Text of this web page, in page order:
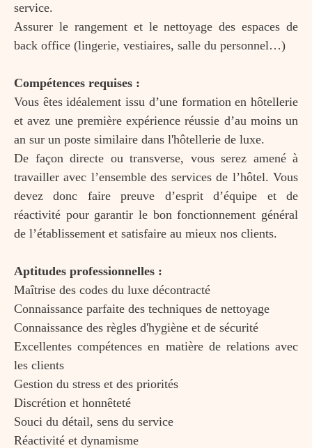
service.
Assurer le rangement et le nettoyage des espaces de
back office (lingerie, vestiaires, salle du personnel…)
Compétences requises :
Vous êtes idéalement issu d’une formation en hôtellerie
et avez une première expérience réussie d’au moins un
an sur un poste similaire dans l'hôtellerie de luxe.
De façon directe ou transverse, vous serez amené à
travailler avec l’ensemble des services de l’hôtel. Vous
devez donc faire preuve d’esprit d’équipe et de
réactivité pour garantir le bon fonctionnement général
de l’établissement et satisfaire au mieux nos clients.
Aptitudes professionnelles :
Maîtrise des codes du luxe décontracté
Connaissance parfaite des techniques de nettoyage
Connaissance des règles d'hygiène et de sécurité
Excellentes compétences en matière de relations avec
les clients
Gestion du stress et des priorités
Discrétion et honnêteté
Souci du détail, sens du service
Réactivité et dynamisme